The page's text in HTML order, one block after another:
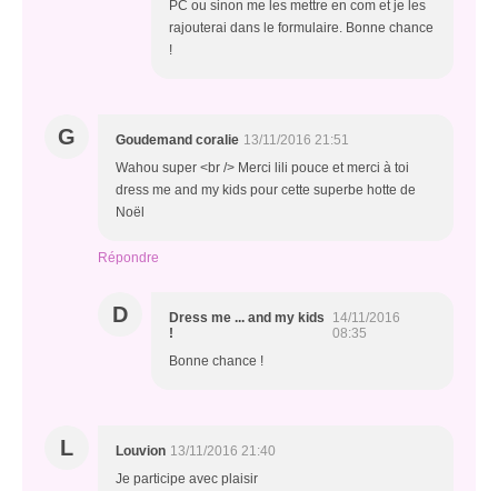
PC ou sinon me les mettre en com et je les
rajouterai dans le formulaire. Bonne chance
!
G Goudemand coralie 13/11/2016 21:51
Wahou super <br /> Merci lili pouce et merci à toi
dress me and my kids pour cette superbe hotte de
Noël
Répondre
D
Dress me ... and my kids
!
14/11/2016
08:35
Bonne chance !
L Louvion 13/11/2016 21:40
Je participe avec plaisir